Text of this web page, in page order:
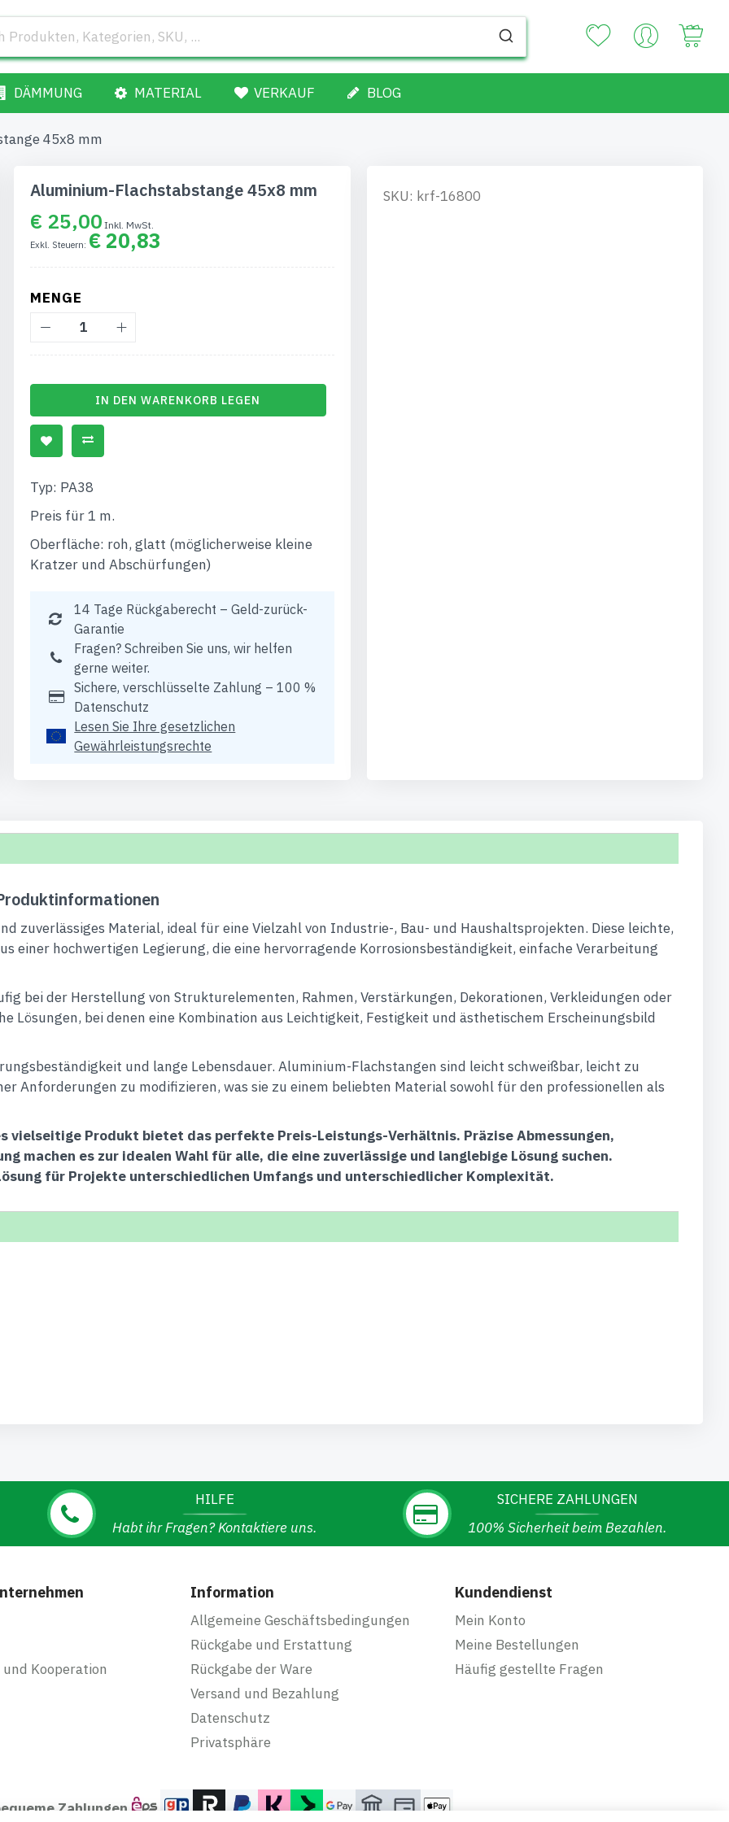
DÄMMUNG MATERIAL VERKAUF BLOG
45x8 mm
Aluminium-Flachstabstange 45x8 mm
€ 25,00
€ 20,83
MENGE
IN DEN WARENKORB LEGEN
Typ: PA38
Preis für 1 m.
Oberfläche: roh, glatt (möglicherweise kleine
Kratzer und Abschürfungen)
14 Tage Rückgaberecht – Geld-zurück-
Garantie
Fragen? Schreiben Sie uns, wir helfen
gerne weiter.
Sichere, verschlüsselte Zahlung – 100 %
Datenschutz
Lesen Sie Ihre gesetzlichen
Gewährleistungsrechte
SKU: krf-16800
zuverlässiges Material, ideal für eine Vielzahl von Industrie-, Bau- und Haushaltsprojekten. Diese leichte,
einer hochwertigen Legierung, die eine hervorragende Korrosionsbeständigkeit, einfache Verarbeitung
bei der Herstellung von Strukturelementen, Rahmen, Verstärkungen, Dekorationen, Verkleidungen oder
Lösungen, bei denen eine Kombination aus Leichtigkeit, Festigkeit und ästhetischem Erscheinungsbild
und lange Lebensdauer. Aluminium-Flachstangen sind leicht schweißbar, leicht zu
Anforderungen zu modifizieren, was sie zu einem beliebten Material sowohl für den professionellen als
vielseitige Produkt bietet das perfekte Preis-Leistungs-Verhältnis. Präzise Abmessungen,
machen es zur idealen Wahl für alle, die eine zuverlässige und langlebige Lösung suchen.
für Projekte unterschiedlichen Umfangs und unterschiedlicher Komplexität.
HILFE
Habt ihr Fragen? Kontaktiere uns.
SICHERE ZAHLUNGEN
100% Sicherheit beim Bezahlen.
Kooperation
Information
Allgemeine Geschäftsbedingungen
Rückgabe und Erstattung
Rückgabe der Ware
Versand und Bezahlung
Datenschutz
Privatsphäre
Kundendienst
Mein Konto
Meine Bestellungen
Häufig gestellte Fragen
Zahlungen